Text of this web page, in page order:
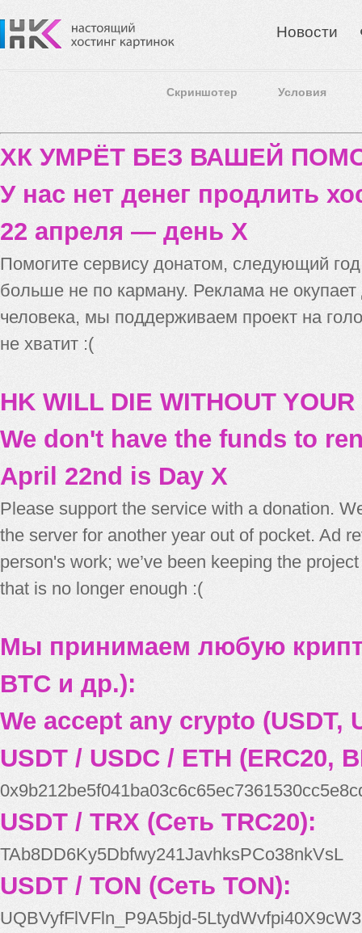
Новости
Скриншотер Условия
ХК УМРЁТ БЕЗ ВАШЕЙ
У нас нет денег продлить
22 апреля — день X
Помогите сервису донатом, следующий
больше не по карману. Реклама не
человека, мы поддерживаем проект на
не хватит :(
HK WILL DIE WITHOUT
We don't have the funds to
April 22nd is Day X
Please support the service with a donation.
the server for another year out of pocket. Ad
person's work; we’ve been keeping the
that is no longer enough :(
Мы принимаем любую
BTC и др.):
We accept any crypto (USDT,
USDT / USDC / ETH (ERC20,
USDT / TRX (Сеть TRC20):
TAb8DD6Ky5Dbfwy241JavhksPCo38nkVsL
USDT / TON (Сеть TON):
UQBVyfFlVFln_P9A5bjd-